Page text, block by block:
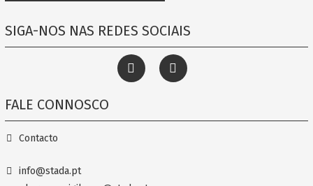
SIGA-NOS NAS REDES SOCIAIS
FALE CONNOSCO
Contacto
info@stada.pt